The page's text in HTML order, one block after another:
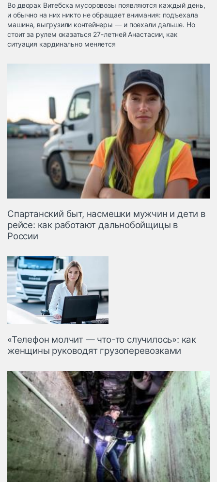
терминалы
Коммерческий
транспорт
Спецтехника
Автосервис,
запчасти, шины
Топливо, масла и
автохимия
Дзен
Во дворах Витебска мусоровозы появляются каждый день,
и обычно на них никто не обращает внимания: подъехала
машина, выгрузили контейнеры — и поехали дальше. Но
стоит за рулем оказаться 27-летней Анастасии, как
ситуация кардинально меняется
Спартанский быт, насмешки мужчин и дети в
рейсе: как работают дальнобойщицы в
России
«Телефон молчит — что-то случилось»: как
женщины руководят грузоперевозками